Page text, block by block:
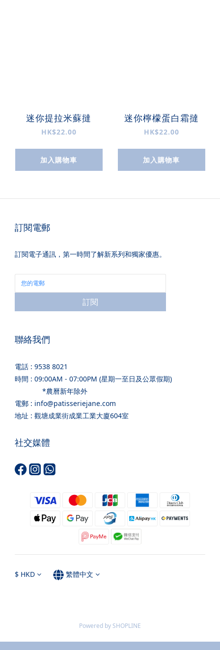
迷你提拉米蘇撻
HK$22.00
加入購物車
迷你檸檬蛋白霜撻
HK$22.00
加入購物車
訂閱電郵
訂閱電子通訊，第一時間了解新系列和獨家優惠。
訂閱
聯絡我們
電話 : 9538 8021
時間 : 09:00AM - 07:00PM (星期一至日及公眾假期)
*農曆新年除外
電郵 : info@patisseriejane.com
地址 : 觀塘成業街成業工業大廈604室
社交媒體
$ HKD 繁體中文
Powered by SHOPLINE